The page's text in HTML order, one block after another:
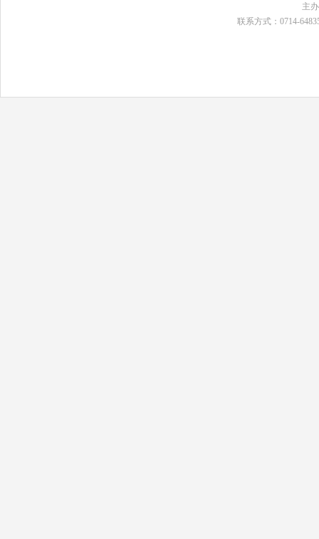
主
联系方式：0714-